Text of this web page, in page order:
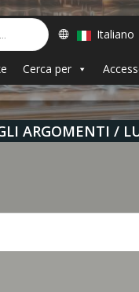
Italiano
Cerca per
ARGOMENTI